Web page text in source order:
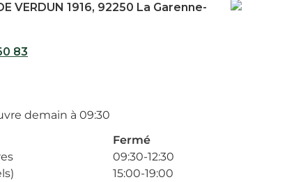
VERDUN 1916, 92250 La Garenne-
83
demain à 09:30
Fermé
09:30-12:30
15:00-19:00